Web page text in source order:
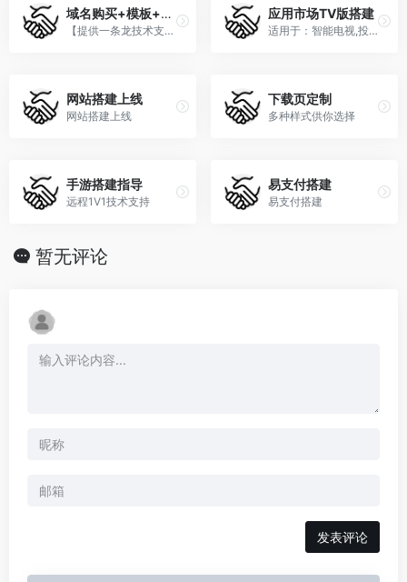
域名购买+模板+备案+解析
【提供一条龙技术支持】
应用市场TV版搭建
适用于：智能电视,投影仪,机顶盒,安卓手机
网站搭建上线
网站搭建上线
下载页定制
多种样式供你选择
手游搭建指导
远程1V1技术支持
易支付搭建
易支付搭建
暂无评论
发表评论